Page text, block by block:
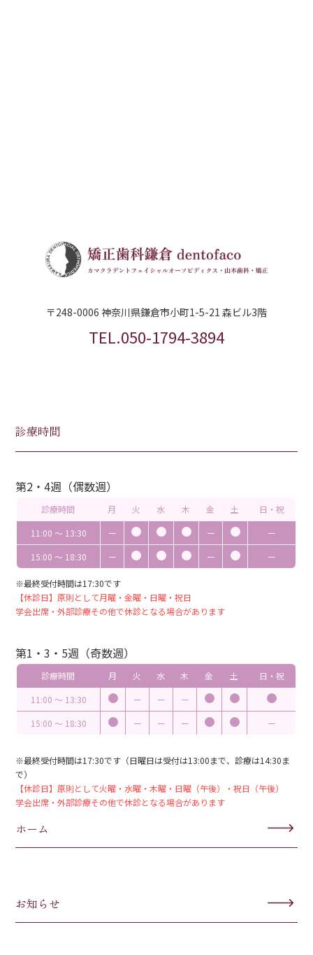
〒248-0006 神奈川県鎌倉市小町1-5-21 森ビル3階
TEL.050-1794-3894
診療時間
第2・4週（偶数週）
診療時間 月 火 水 木 金 土
日・祝
11:00 〜 13:30
ー ー
ー
15:00 〜 18:30
ー ー ー
※最終受付時間は17:30です
【休診日】原則として月曜・金曜・日曜・祝日
学会出席・外部診療その他で休診となる場合があります
第1・3・5週（奇数週）
診療時間 月 火 水 木 金 土
日・祝
11:00 〜 13:30
ー ー
ー
15:00 〜 18:30
ー ー ー ー
※最終受付時間は17:30です（日曜日は受付は13:00まで、診療は14:30ま
で）
【休診日】原則として火曜・水曜・木曜・日曜（午後）・祝日（午後）
学会出席・外部診療その他で休診となる場合があります
ホーム
お知らせ